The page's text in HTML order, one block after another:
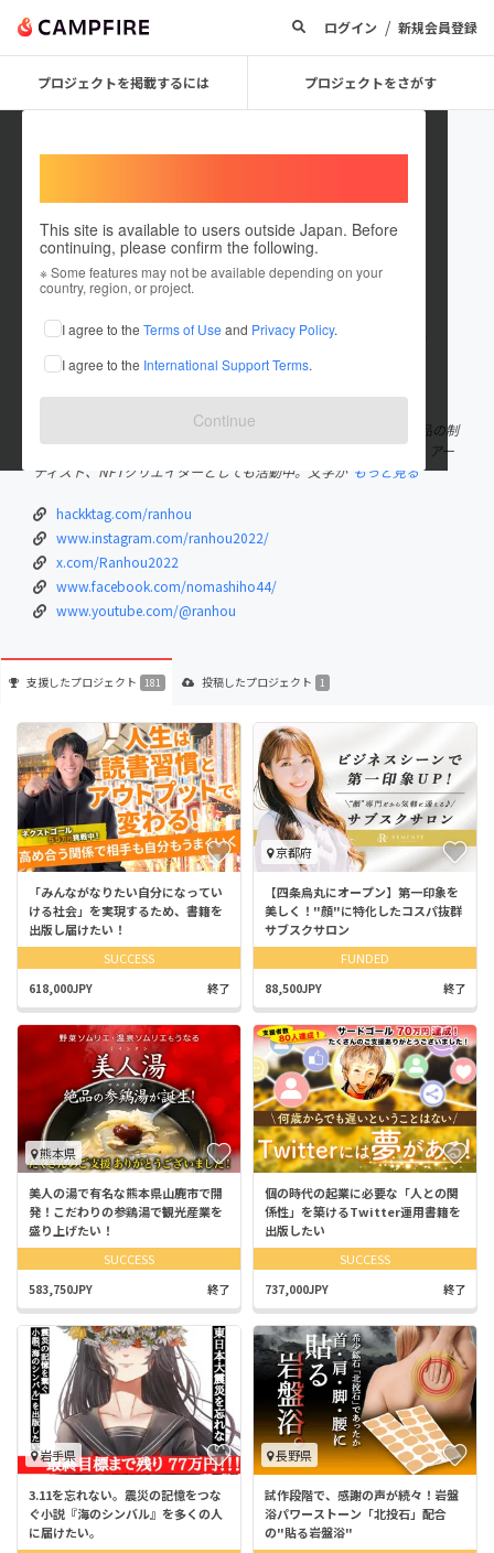
ログイン / 新規会員登録
プロジェクトを掲載するには プロジェクトをさがす
This site is available to users outside Japan. Before
continuing, please confirm the following.
※ Some features may not be available depending on your
country, region, or project.
I agree to the Terms of Use and Privacy Policy.
I agree to the International Support Terms.
Continue
ranhou2022
これまでに181回支援して1件のプロジェクトを投稿しています
在住国：日本 現在地：京都府
出身国：日本 出身地：三重県
三重県伊勢市出身。京都市在住。 現代アートを取り入れた書道作品の制
作やアップサイクルアート、地方創生プロジェクトにも多数参加。アー
ティスト、NFTクリエイターとしても活動中。文字が もっと見る
hackktag.com/ranhou
www.instagram.com/ranhou2022/
x.com/Ranhou2022
www.facebook.com/nomashiho44/
www.youtube.com/@ranhou
支援したプロジェクト 181 投稿したプロジェクト 1
「みんながなりたい自分になってい
ける社会」を実現するため、書籍を
出版し届けたい！
SUCCESS
618,000JPY 終了
京都府
【四条烏丸にオープン】第一印象を
美しく！"顔"に特化したコスパ抜群
サブスクサロン
FUNDED
88,500JPY 終了
熊本県
美人の湯で有名な熊本県山鹿市で開
発！こだわりの参鶏湯で観光産業を
盛り上げたい！
SUCCESS
583,750JPY 終了
個の時代の起業に必要な「人との関
係性」を築けるTwitter運用書籍を
出版したい
SUCCESS
737,000JPY 終了
岩手県
3.11を忘れない。震災の記憶をつな
ぐ小説『海のシンバル』を多くの人
に届けたい。
長野県
試作段階で、感謝の声が続々！岩盤
浴パワーストーン「北投石」配合
の"貼る岩盤浴"